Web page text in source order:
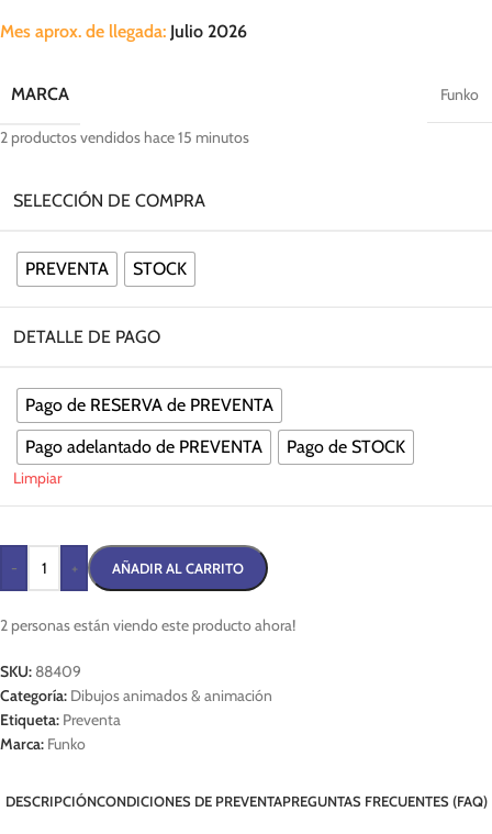
Mes aprox. de llegada: Julio 2026
MARCA Funko
2 productos vendidos hace 15 minutos
SELECCIÓN DE COMPRA
PREVENTA STOCK
DETALLE DE PAGO
Pago de RESERVA de PREVENTA
Pago adelantado de PREVENTA
Pago de STOCK
Limpiar
- + AÑADIR AL CARRITO
2 personas están viendo este producto ahora!
SKU: 88409
Categoría: Dibujos animados & animación
Etiqueta: Preventa
Marca: Funko
DESCRIPCIÓNCONDICIONES DE PREVENTAPREGUNTAS FRECUENTES (FAQ)